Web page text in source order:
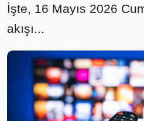
İşte, 16 Mayıs 2026
akışı...